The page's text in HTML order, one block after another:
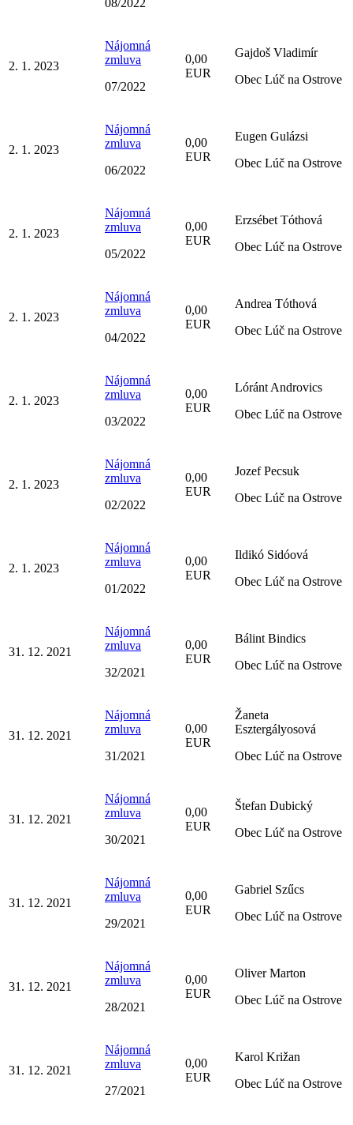
2. 1. 2023
Nájomná
zmluva
07/2022
0,00
EUR
Gajdoš Vladimír
Obec Lúč na Ostrove
2. 1. 2023
Nájomná
zmluva
06/2022
0,00
EUR
Eugen Gulázsi
Obec Lúč na Ostrove
2. 1. 2023
Nájomná
zmluva
05/2022
0,00
EUR
Erzsébet Tóthová
Obec Lúč na Ostrove
2. 1. 2023
Nájomná
zmluva
04/2022
0,00
EUR
Andrea Tóthová
Obec Lúč na Ostrove
2. 1. 2023
Nájomná
zmluva
03/2022
0,00
EUR
Lóránt Androvics
Obec Lúč na Ostrove
2. 1. 2023
Nájomná
zmluva
02/2022
0,00
EUR
Jozef Pecsuk
Obec Lúč na Ostrove
2. 1. 2023
Nájomná
zmluva
01/2022
0,00
EUR
Ildikó Sidóová
Obec Lúč na Ostrove
31. 12. 2021
Nájomná
zmluva
32/2021
0,00
EUR
Bálint Bindics
Obec Lúč na Ostrove
31. 12. 2021
Nájomná
zmluva
31/2021
0,00
EUR
Žaneta
Esztergályosová
Obec Lúč na Ostrove
31. 12. 2021
Nájomná
zmluva
30/2021
0,00
EUR
Štefan Dubický
Obec Lúč na Ostrove
31. 12. 2021
Nájomná
zmluva
29/2021
0,00
EUR
Gabriel Szűcs
Obec Lúč na Ostrove
31. 12. 2021
Nájomná
zmluva
28/2021
0,00
EUR
Oliver Marton
Obec Lúč na Ostrove
31. 12. 2021
Nájomná
zmluva
27/2021
0,00
EUR
Karol Križan
Obec Lúč na Ostrove